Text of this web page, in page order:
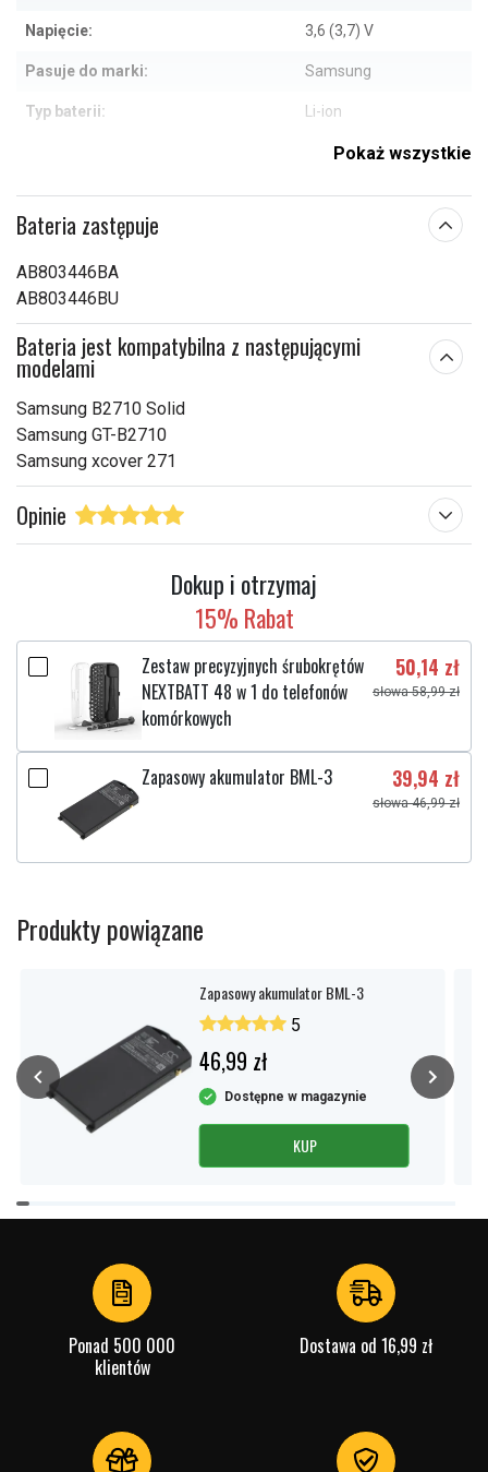
Napięcie: 3,6 (3,7) V
Pasuje do marki: Samsung
Typ baterii: Li-ion
Wymiary:
49,50 x 33,50 x 8,00
Pojemność:
Sprawdź, co oznaczają poszczególne parametry
Pokaż wszystkie
Bateria zastępuje
AB803446BA
AB803446BU
Bateria jest kompatybilna z następującymi
modelami
Samsung B2710 Solid
Samsung GT-B2710
Samsung xcover 271
Opinie
Dokup i otrzymaj
15% Rabat
Zestaw precyzyjnych śrubokrętów
NEXTBATT 48 w 1 do telefonów
komórkowych
50,14 zł
słowa 58,99 zł
Zapasowy akumulator BML-3 39,94 zł
słowa 46,99 zł
Produkty powiązane
Zapasowy akumulator BML-3
5
46,99 zł
Dostępne w magazynie
KUP
Item
1
Ponad 500 000
klientów
Dostawa od 16,99 zł